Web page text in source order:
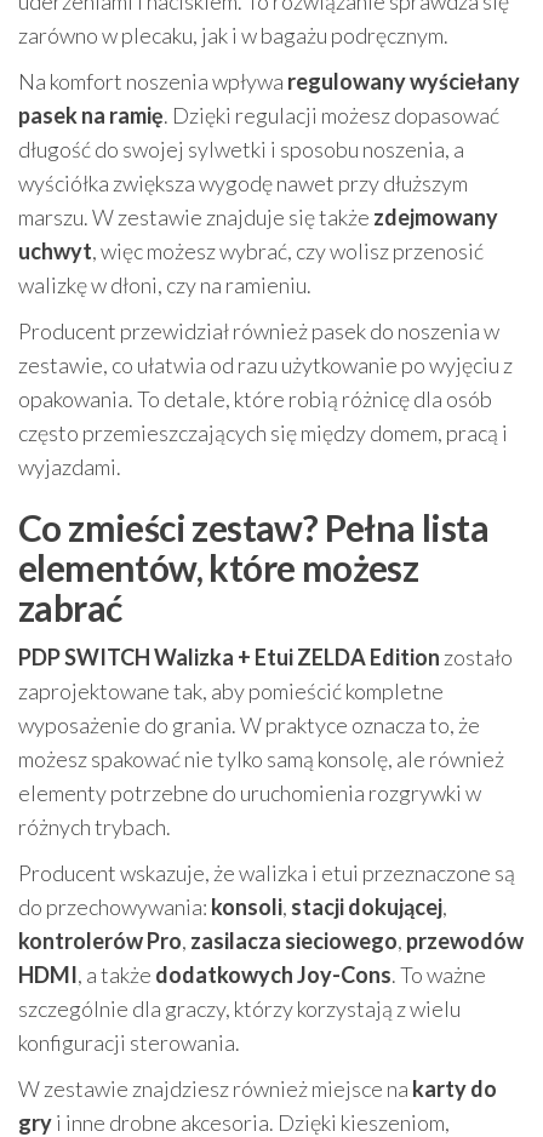
zarówno w plecaku, jak i w bagażu podręcznym.
Na komfort noszenia wpływa regulowany wyściełany
pasek na ramię. Dzięki regulacji możesz dopasować
długość do swojej sylwetki i sposobu noszenia, a
wyściółka zwiększa wygodę nawet przy dłuższym
marszu. W zestawie znajduje się także zdejmowany
uchwyt, więc możesz wybrać, czy wolisz przenosić
walizkę w dłoni, czy na ramieniu.
Producent przewidział również pasek do noszenia w
zestawie, co ułatwia od razu użytkowanie po wyjęciu z
opakowania. To detale, które robią różnicę dla osób
często przemieszczających się między domem, pracą i
wyjazdami.
Co zmieści zestaw? Pełna lista
elementów, które możesz
zabrać
PDP SWITCH Walizka + Etui ZELDA Edition zostało
zaprojektowane tak, aby pomieścić kompletne
wyposażenie do grania. W praktyce oznacza to, że
możesz spakować nie tylko samą konsolę, ale również
elementy potrzebne do uruchomienia rozgrywki w
różnych trybach.
Producent wskazuje, że walizka i etui przeznaczone są
do przechowywania: konsoli, stacji dokującej,
kontrolerów Pro, zasilacza sieciowego, przewodów
HDMI, a także dodatkowych Joy-Cons. To ważne
szczególnie dla graczy, którzy korzystają z wielu
konfiguracji sterowania.
W zestawie znajdziesz również miejsce na karty do
gryi inne drobne akcesoria. Dzięki kieszeniom,